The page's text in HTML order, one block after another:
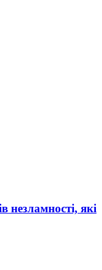
незламності, які